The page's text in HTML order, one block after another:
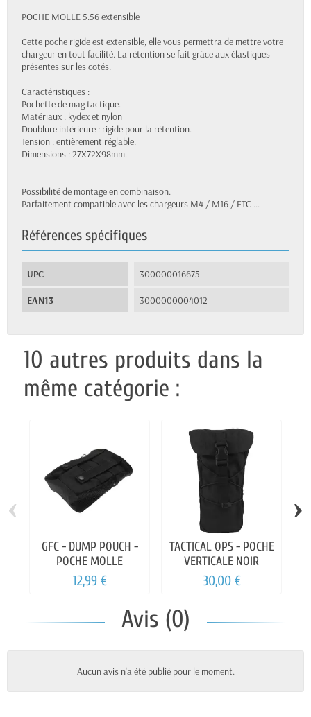
POCHE MOLLE 5.56 extensible
Cette poche rigide est extensible, elle vous permettra de mettre votre
chargeur en tout facilité. La rétention se fait grâce aux élastiques
présentes sur les cotés.
Caractéristiques :
Pochette de mag tactique.
Matériaux : kydex et nylon
Doublure intérieure : rigide pour la rétention.
Tension : entièrement réglable.
Dimensions : 27X72X98mm.
Possibilité de montage en combinaison.
Parfaitement compatible avec les chargeurs M4 / M16 / ETC ...
Références spécifiques
UPC 300000016675
EAN13 3000000004012
10 autres produits dans la
même catégorie :
GFC - DUMP POUCH -
POCHE MOLLE
12,99 €
TACTICAL OPS - POCHE
VERTICALE NOIR
30,00 €
‹ ›
Avis (0)
Aucun avis n'a été publié pour le moment.